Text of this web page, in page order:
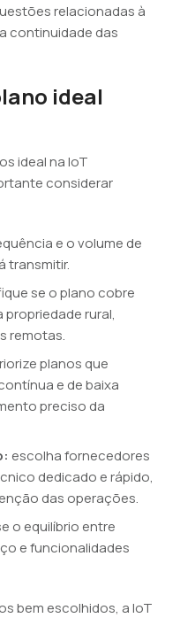
relacionadas à
continuidade das
ideal
ideal na IoT
considerar
e o volume de
transmitir.
se o plano cobre
rural,
remotas.
planos que
e de baixa
preciso da
escolha fornecedores
dedicado e rápido,
das operações.
o equilíbrio entre
e funcionalidades
bem escolhidos, a IoT